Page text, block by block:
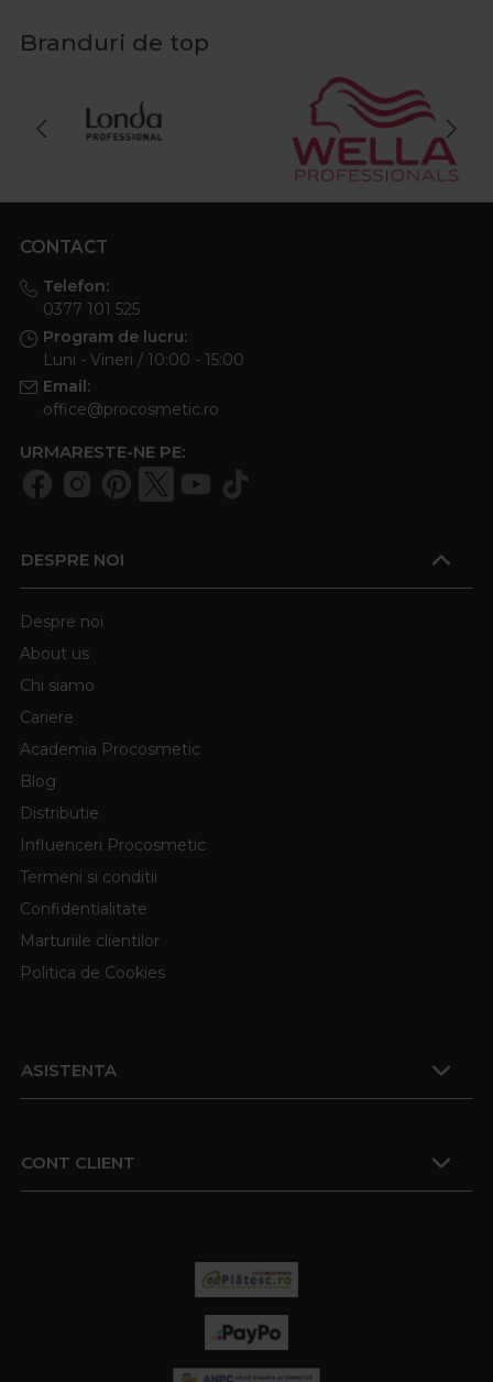
Branduri de top
CONTACT
Telefon:
0377 101 525
Program de lucru:
Luni - Vineri / 10:00 - 15:00
Email:
office@procosmetic.ro
URMARESTE-NE PE:
DESPRE NOI
Despre noi
About us
Chi siamo
Cariere
Academia Procosmetic
Blog
Distributie
Influenceri Procosmetic
Termeni si conditii
Confidentialitate
Marturiile clientilor
Politica de Cookies
ASISTENTA
CONT CLIENT